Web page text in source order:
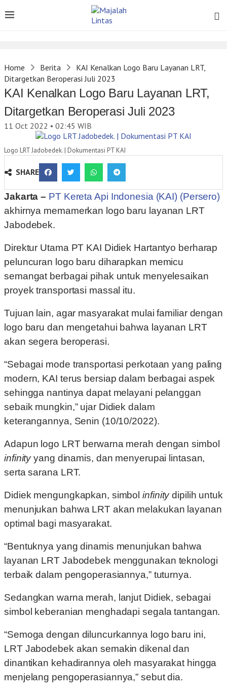
Home Berita
KAI Kenalkan Logo Baru Layanan LRT,
Ditargetkan Beroperasi Juli 2023
KAI Kenalkan Logo Baru Layanan LRT,
Ditargetkan Beroperasi Juli 2023
11 Oct 2022 • 02:45 WIB
Logo LRT Jadobedek. | Dokumentasi PT KAI
SHARE
Jakarta – PT Kereta Api Indonesia (KAI) (Persero)
akhirnya memamerkan logo baru layanan LRT
Jabodebek.
Direktur Utama PT KAI Didiek Hartantyo berharap
peluncuran logo baru diharapkan memicu
semangat berbagai pihak untuk menyelesaikan
proyek transportasi massal itu.
Tujuan lain, agar masyarakat mulai familiar dengan
logo baru dan mengetahui bahwa layanan LRT
akan segera beroperasi.
“Sebagai mode transportasi perkotaan yang paling
modern, KAI terus bersiap dalam berbagai aspek
sehingga nantinya dapat melayani pelanggan
sebaik mungkin,” ujar Didiek dalam
keterangannya, Senin (10/10/2022).
Adapun logo LRT berwarna merah dengan simbol
infinityyang dinamis, dan menyerupai lintasan,
serta sarana LRT.
Didiek mengungkapkan, simbolinfinitydipilih untuk
menunjukan bahwa LRT akan melakukan layanan
optimal bagi masyarakat.
“Bentuknya yang dinamis menunjukan bahwa
layanan LRT Jabodebek menggunakan teknologi
terbaik dalam pengoperasiannya,” tuturnya.
Sedangkan warna merah, lanjut Didiek, sebagai
simbol keberanian menghadapi segala tantangan.
“Semoga dengan diluncurkannya logo baru ini,
LRT Jabodebek akan semakin dikenal dan
dinantikan kehadirannya oleh masyarakat hingga
menjelang pengoperasiannya,” sebut dia.